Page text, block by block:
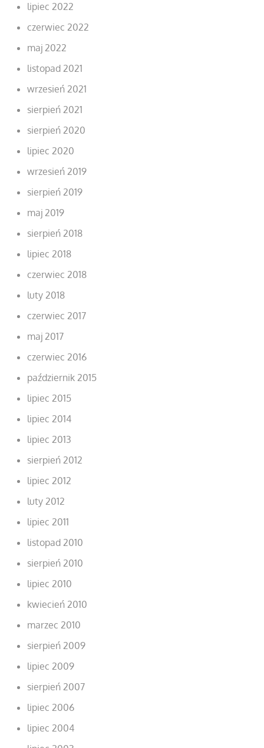
lipiec 2022
czerwiec 2022
maj 2022
listopad 2021
wrzesień 2021
sierpień 2021
sierpień 2020
lipiec 2020
wrzesień 2019
sierpień 2019
maj 2019
sierpień 2018
lipiec 2018
czerwiec 2018
luty 2018
czerwiec 2017
maj 2017
czerwiec 2016
październik 2015
lipiec 2015
lipiec 2014
lipiec 2013
sierpień 2012
lipiec 2012
luty 2012
lipiec 2011
listopad 2010
sierpień 2010
lipiec 2010
kwiecień 2010
marzec 2010
sierpień 2009
lipiec 2009
sierpień 2007
lipiec 2006
lipiec 2004